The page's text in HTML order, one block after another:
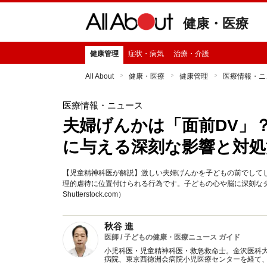
健康・医療
健康管理 症状・病気 治療・介護
All About 健康・医療 健康管理 医療情報・
医療情報・ニュース
夫婦げんかは「面前DV」
に与える深刻な影響と対
【児童精神科医が解説】激しい夫婦げんかを子どもの前でし
理的虐待に位置付けられる行為です。子どもの心や脳に深刻
Shutterstock.com）
秋谷 進
医師 / 子どもの健康・医療ニュース ガイド
小児科医・児童精神科医・救急救命士。金沢医科
病院、東京西徳洲会病院小児医療センターを経て